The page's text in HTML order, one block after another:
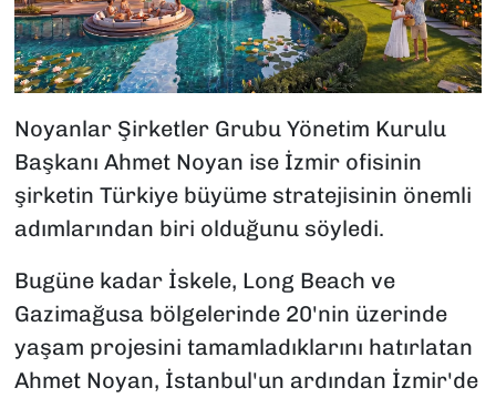
Noyanlar Şirketler Grubu Yönetim Kurulu
Başkanı Ahmet Noyan ise İzmir ofisinin
şirketin Türkiye büyüme stratejisinin önemli
adımlarından biri olduğunu söyledi.
Bugüne kadar İskele, Long Beach ve
Gazimağusa bölgelerinde 20'nin üzerinde
yaşam projesini tamamladıklarını hatırlatan
Ahmet Noyan, İstanbul'un ardından İzmir'de